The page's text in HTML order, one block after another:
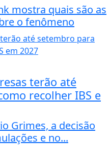
mostra quais são as
o fenômeno
terão até
recolher IBS e
Grimes, a decisão
e no...